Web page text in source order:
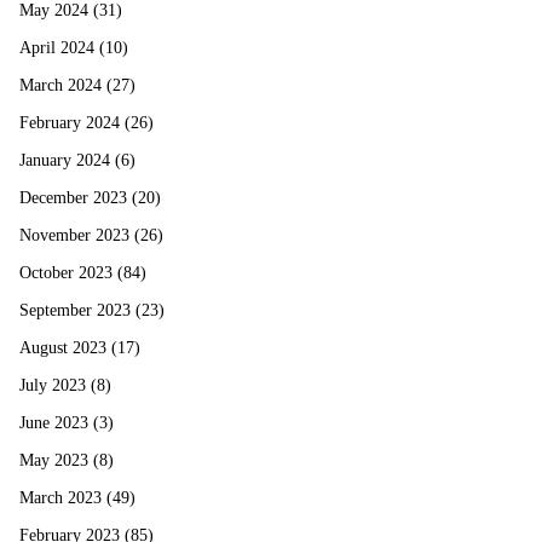
May 2024 (31)
April 2024 (10)
March 2024 (27)
February 2024 (26)
January 2024 (6)
December 2023 (20)
November 2023 (26)
October 2023 (84)
September 2023 (23)
August 2023 (17)
July 2023 (8)
June 2023 (3)
May 2023 (8)
March 2023 (49)
February 2023 (85)